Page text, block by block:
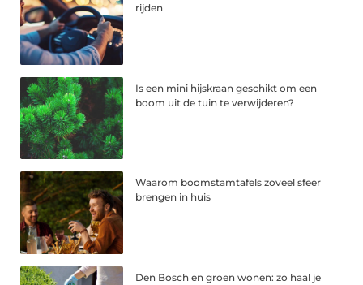
rijden
Is een mini hijskraan geschikt om een
boom uit de tuin te verwijderen?
Waarom boomstamtafels zoveel sfeer
brengen in huis
Den Bosch en groen wonen: zo haal je